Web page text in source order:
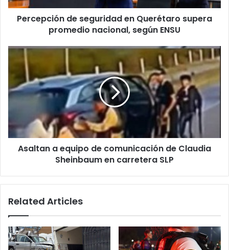
según
ENSU
Percepción de seguridad en Querétaro supera
promedio nacional, según ENSU
Asaltan
equipo
de
comunicación
Sheinbaum
en
carretera
Asaltan a equipo de comunicación de Claudia
Sheinbaum en carretera SLP
Related Articles